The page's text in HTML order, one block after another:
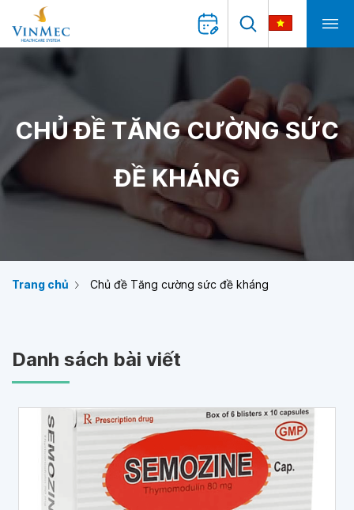
CHỦ ĐỀ TĂNG CƯỜNG SỨC
ĐỀ KHÁNG
Trang chủ Chủ đề Tăng cường sức đề kháng
Danh sách bài viết